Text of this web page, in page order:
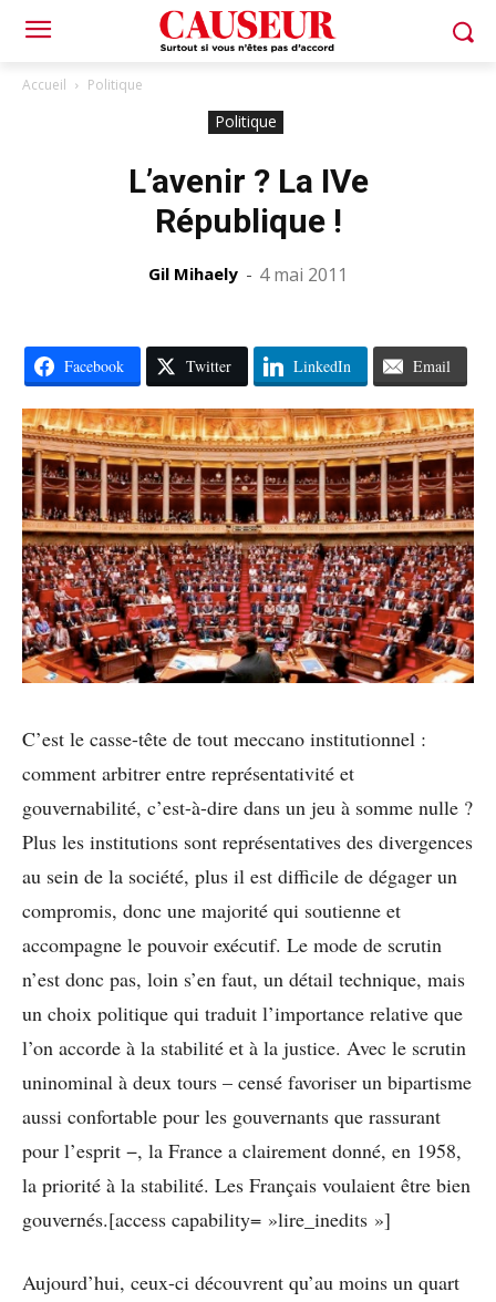
Accueil Politique
Politique
L’avenir ? La IVe
République !
Gil Mihaely - 4 mai 2011
Facebook Twitter LinkedIn Email
C’est le casse-tête de tout meccano institutionnel :
comment arbitrer entre représentativité et
gouvernabilité, c’est-à-dire dans un jeu à somme nulle ?
Plus les institutions sont représentatives des divergences
au sein de la société, plus il est difficile de dégager un
compromis, donc une majorité qui soutienne et
accompagne le pouvoir exécutif. Le mode de scrutin
n’est donc pas, loin s’en faut, un détail technique, mais
un choix politique qui traduit l’importance relative que
l’on accorde à la stabilité et à la justice. Avec le scrutin
uninominal à deux tours – censé favoriser un bipartisme
aussi confortable pour les gouvernants que rassurant
pour l’esprit −, la France a clairement donné, en 1958,
la priorité à la stabilité. Les Français voulaient être bien
gouvernés.[access capability= »lire_inedits »]
Aujourd’hui, ceux-ci découvrent qu’au moins un quart